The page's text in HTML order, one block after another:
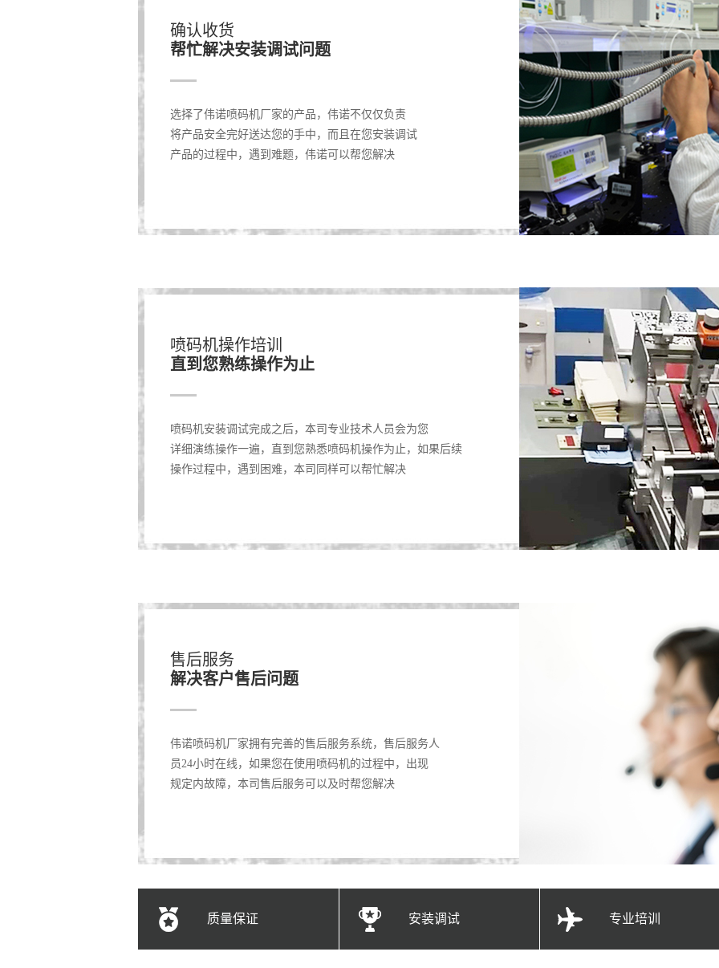
确认收货
帮忙解决安装调试问题
选择了伟诺喷码机厂家的产品，伟诺不仅仅负责
将产品安全完好送达您的手中，而且在您安装调试
产品的过程中，遇到难题，伟诺可以帮您解决
喷码机操作培训
直到您熟练操作为止
喷码机安装调试完成之后，本司专业技术人员会为您
详细演练操作一遍，直到您熟悉喷码机操作为止，如果后续
操作过程中，遇到困难，本司同样可以帮忙解决
售后服务
解决客户售后问题
伟诺喷码机厂家拥有完善的售后服务系统，售后服务人
员24小时在线，如果您在使用喷码机的过程中，出现
规定内故障，本司售后服务可以及时帮您解决
质量保证 安装调试 专业培训